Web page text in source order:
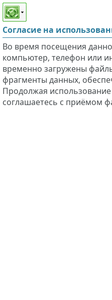
Этот сайт поддерживает
слабовидящих
Согласие на
Во время посещения
компьютер, телефон или
временно загружены
фрагменты данных,
Продолжая
соглашаетесь с приёмом